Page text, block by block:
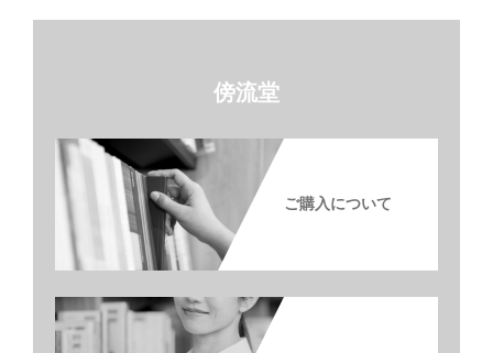
傍流堂
ご購入について